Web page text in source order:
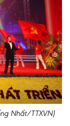
Nhất/TTXVN)